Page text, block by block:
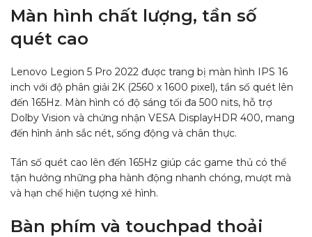
Màn hình chất lượng, tần số
quét cao
Lenovo Legion 5 Pro 2022 được trang bị màn hình IPS 16
inch với độ phân giải 2K (2560 x 1600 pixel), tần số quét lên
đến 165Hz. Màn hình có độ sáng tối đa 500 nits, hỗ trợ
Dolby Vision và chứng nhận VESA DisplayHDR 400, mang
đến hình ảnh sắc nét, sống động và chân thực.
Tần số quét cao lên đến 165Hz giúp các game thủ có thể
tận hưởng những pha hành động nhanh chóng, mượt mà
và hạn chế hiện tượng xé hình.
Bàn phím và touchpad thoải